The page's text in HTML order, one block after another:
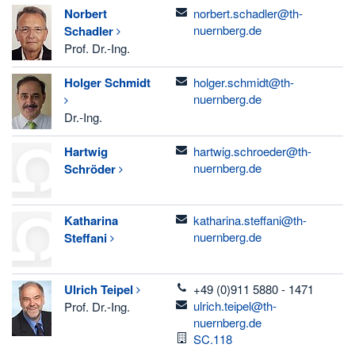
Norbert
Schadler
Prof. Dr.-Ing.
email
norbert.schadler@th-
nuernberg.de
HolgerSchmidt
Dr.-Ing.
email
holger.schmidt@th-
nuernberg.de
Hartwig
Schröder
email
hartwig.schroeder@th-
nuernberg.de
Katharina
Steffani
email
katharina.steffani@th-
nuernberg.de
UlrichTeipel
Prof. Dr.-Ing.
telefon
+49 (0)911 5880 - 1471
email
ulrich.teipel@th-
nuernberg.de
Raum
SC.118